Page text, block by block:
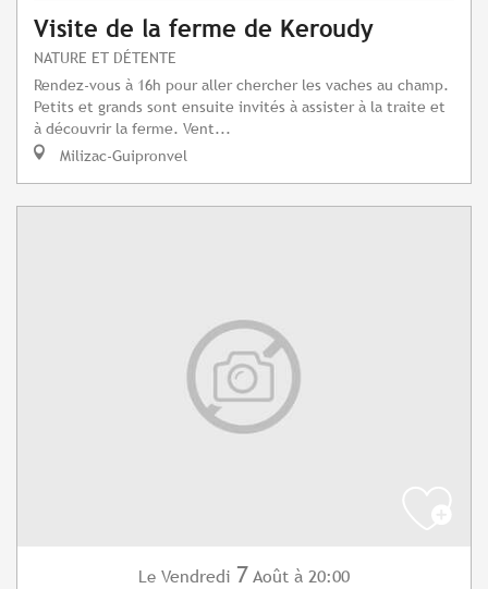
Visite de la ferme de Keroudy
NATURE ET DÉTENTE
Rendez-vous à 16h pour aller chercher les vaches au champ.
Petits et grands sont ensuite invités à assister à la traite et
à découvrir la ferme. Vent...
Milizac-Guipronvel
Le Vendredi 7 Août à 20:00